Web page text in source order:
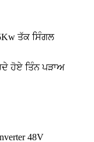
ਤੱਕ ਸਿੰਗਲ
ਹੋਏ ਤਿੰਨ ਪੜਾਅ